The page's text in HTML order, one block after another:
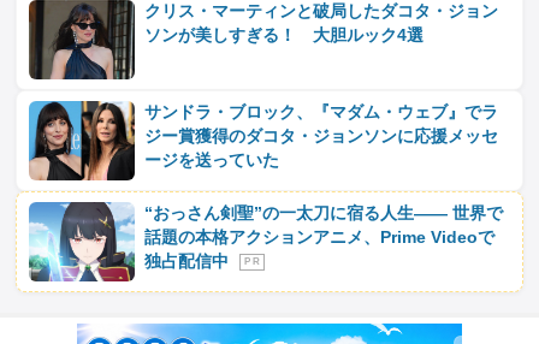
クリス・マーティンと破局したダコタ・ジョン
ソンが美しすぎる！ 大胆ルック4選
サンドラ・ブロック、『マダム・ウェブ』でラ
ジー賞獲得のダコタ・ジョンソンに応援メッセ
ージを送っていた
“おっさん剣聖”の一太刀に宿る人生―― 世界で
話題の本格アクションアニメ、Prime Videoで
独占配信中
P R